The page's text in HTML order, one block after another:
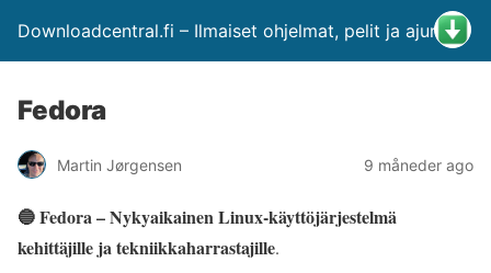
Downloadcentral.fi – Ilmaiset ohjelmat, pelit ja ajurit
Fedora
Martin Jørgensen 9 måneder ago
🔵 Fedora – Nykyaikainen Linux-käyttöjärjestelmä
kehittäjille ja tekniikkaharrastajille.